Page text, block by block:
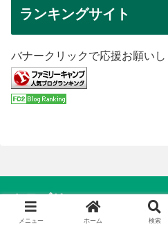
ランキングサイト
バナークリックで応援お願いし
カテゴリー
イベント
メニュー ホーム 検索